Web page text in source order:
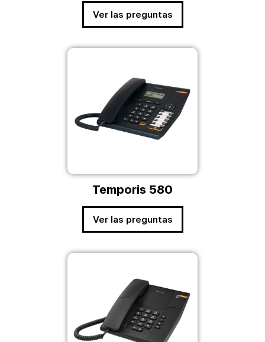
Ver las preguntas
Temporis 580
Ver las preguntas